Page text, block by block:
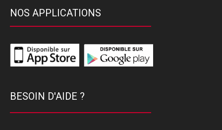
NOS APPLICATIONS
BESOIN D'AIDE ?